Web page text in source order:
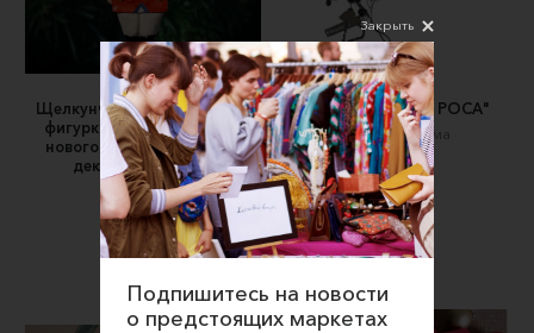
Щелкунчик коллекционная
фигурка ручной работы -
новогодний подарок для
декора интерьера
Purealism
3200 ₽
гирлянда "черная РОСА"
Декор для дома
3300 ₽
Закрыть
Подпишитесь на новости
о предстоящих маркетах